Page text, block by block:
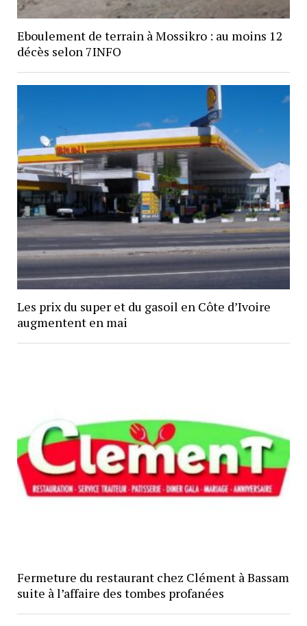
Eboulement de terrain à Mossikro : au moins 12
décès selon 7INFO
Les prix du super et du gasoil en Côte d’Ivoire
augmentent en mai
Fermeture du restaurant chez Clément à Bassam
suite à l’affaire des tombes profanées